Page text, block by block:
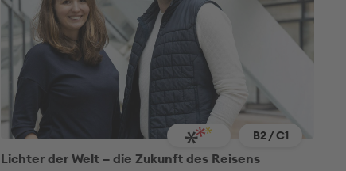
B2 / C1
Lichter der Welt – die Zukunft des Reisens